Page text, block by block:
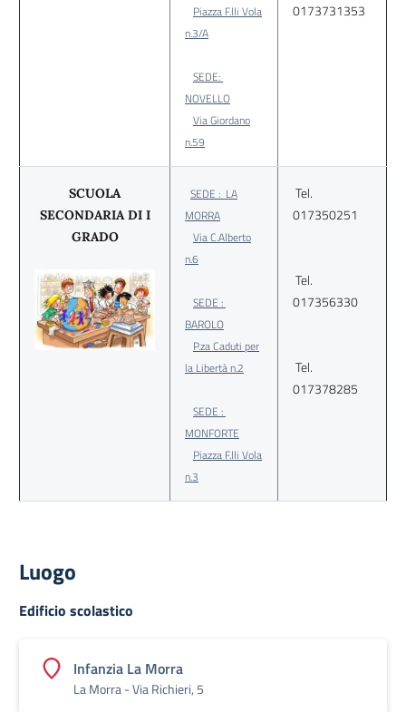
Piazza F.lli Vola
n.3/A
SEDE:
NOVELLO
Via Giordano
n.59
0173731353
SCUOLA
SECONDARIA DI I
GRADO
SEDE : LA
MORRA
Via C.Alberto
n.6
SEDE :
BAROLO
P.za Caduti per
la Libertà n.2
SEDE :
MONFORTE
Piazza F.lli Vola
n.3
Tel.
017350251
Tel.
017356330
Tel.
017378285
Luogo
Edificio scolastico
Infanzia La Morra
La Morra - Via Richieri, 5